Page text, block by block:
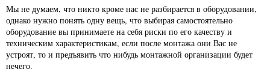
Мы не думаем, что никто кроме нас не разбирается в оборудовании,
однако нужно понять одну вещь, что выбирая самостоятельно
оборудование вы принимаете на себя риски по его качеству и
техническим характеристикам, если после монтажа они Вас не
устроят, то и предъявить что нибудь монтажной организации будет
нечего.